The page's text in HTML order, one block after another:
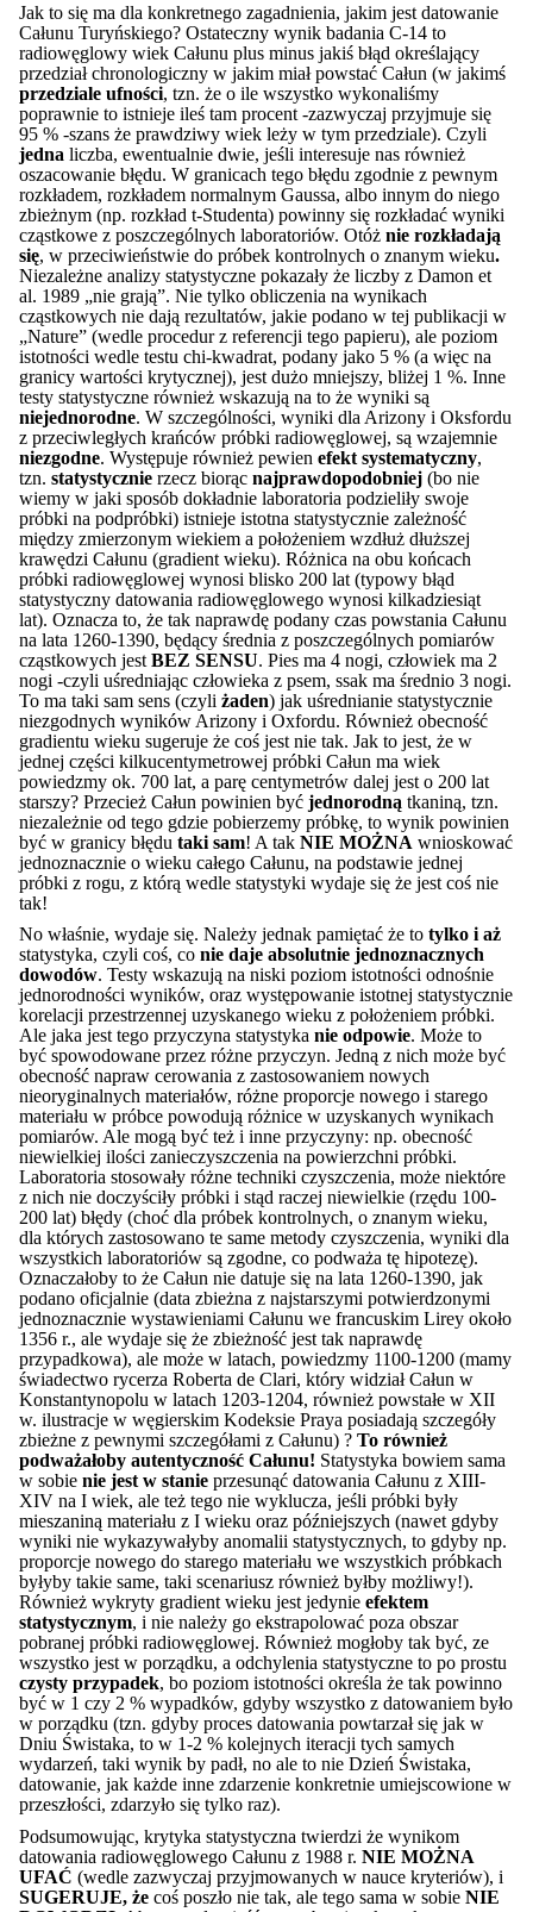
Jak to się ma dla konkretnego zagadnienia, jakim jest datowanie
Całunu Turyńskiego? Ostateczny wynik badania C-14 to
radiowęglowy wiek Całunu plus minus jakiś błąd określający
przedział chronologiczny w jakim miał powstać Całun (w jakimś
przedziale ufności, tzn. że o ile wszystko wykonaliśmy
poprawnie to istnieje ileś tam procent -zazwyczaj przyjmuje się
95 % -szans że prawdziwy wiek leży w tym przedziale). Czyli
jednaliczba, ewentualnie dwie, jeśli interesuje nas również
oszacowanie błędu. W granicach tego błędu zgodnie z pewnym
rozkładem, rozkładem normalnym Gaussa, albo innym do niego
zbieżnym (np. rozkład t-Studenta) powinny się rozkładać wyniki
cząstkowe z poszczególnych laboratoriów. Otóżnie rozkładają
się, w przeciwieństwie do próbek kontrolnych o znanym wieku.
Niezależne analizy statystyczne pokazały że liczby z Damon et
al. 1989 „nie grają”. Nie tylko obliczenia na wynikach
cząstkowych nie dają rezultatów, jakie podano w tej publikacji w
„Nature” (wedle procedur z referencji tego papieru), ale poziom
istotności wedle testu chi-kwadrat, podany jako 5 % (a więc na
granicy wartości krytycznej), jest dużo mniejszy, bliżej 1 %. Inne
testy statystyczne również wskazują na to że wyniki są
niejednorodne. W szczególności, wyniki dla Arizony i Oksfordu
z przeciwległych krańców próbki radiowęglowej, są wzajemnie
niezgodne. Występuje również pewienefekt systematyczny,
tzn.statystycznie rzecz biorącnajprawdopodobniej(bo nie
wiemy w jaki sposób dokładnie laboratoria podzieliły swoje
próbki na podpróbki) istnieje istotna statystycznie zależność
między zmierzonym wiekiem a położeniem wzdłuż dłuższej
krawędzi Całunu (gradient wieku). Różnica na obu końcach
próbki radiowęglowej wynosi blisko 200 lat (typowy błąd
statystyczny datowania radiowęglowego wynosi kilkadziesiąt
lat). Oznacza to, że tak naprawdę podany czas powstania Całunu
na lata 1260-1390, będący średnia z poszczególnych pomiarów
cząstkowych jestBEZ SENSU. Pies ma 4 nogi, człowiek ma 2
nogi -czyli uśredniając człowieka z psem, ssak ma średnio 3 nogi.
To ma taki sam sens (czyliżaden) jak uśrednianie statystycznie
niezgodnych wyników Arizony i Oxfordu. Również obecność
gradientu wieku sugeruje że coś jest nie tak. Jak to jest, że w
jednej części kilkucentymetrowej próbki Całun ma wiek
powiedzmy ok. 700 lat, a parę centymetrów dalej jest o 200 lat
starszy? Przecież Całun powinien byćjednorodną tkaniną, tzn.
niezależnie od tego gdzie pobierzemy próbkę, to wynik powinien
być w granicy błędutaki sam! A takNIE MOŻNA wnioskować
jednoznacznie o wieku całego Całunu, na podstawie jednej
próbki z rogu, z którą wedle statystyki wydaje się że jest coś nie
tak!
No właśnie, wydaje się. Należy jednak pamiętać że totylko i aż
statystyka, czyli coś, conie daje absolutnie jednoznacznych
dowodów. Testy wskazują na niski poziom istotności odnośnie
jednorodności wyników, oraz występowanie istotnej statystycznie
korelacji przestrzennej uzyskanego wieku z położeniem próbki.
Ale jaka jest tego przyczyna statystykanie odpowie. Może to
być spowodowane przez różne przyczyn. Jedną z nich może być
obecność napraw cerowania z zastosowaniem nowych
nieoryginalnych materiałów, różne proporcje nowego i starego
materiału w próbce powodują różnice w uzyskanych wynikach
pomiarów. Ale mogą być też i inne przyczyny: np. obecność
niewielkiej ilości zanieczyszczenia na powierzchni próbki.
Laboratoria stosowały różne techniki czyszczenia, może niektóre
z nich nie doczyściły próbki i stąd raczej niewielkie (rzędu 100-
200 lat) błędy (choć dla próbek kontrolnych, o znanym wieku,
dla których zastosowano te same metody czyszczenia, wyniki dla
wszystkich laboratoriów są zgodne, co podważa tę hipotezę).
Oznaczałoby to że Całun nie datuje się na lata 1260-1390, jak
podano oficjalnie (data zbieżna z najstarszymi potwierdzonymi
jednoznacznie wystawieniami Całunu we francuskim Lirey około
1356 r., ale wydaje się że zbieżność jest tak naprawdę
przypadkowa), ale może w latach, powiedzmy 1100-1200 (mamy
świadectwo rycerza Roberta de Clari, który widział Całun w
Konstantynopolu w latach 1203-1204, również powstałe w XII
w. ilustracje w węgierskim Kodeksie Praya posiadają szczegóły
zbieżne z pewnymi szczegółami z Całunu) ?To również
podważałoby autentyczność Całunu! Statystyka bowiem sama
w sobienie jest w stanie przesunąć datowania Całunu z XIII-
XIV na I wiek, ale też tego nie wyklucza, jeśli próbki były
mieszaniną materiału z I wieku oraz późniejszych (nawet gdyby
wyniki nie wykazywałyby anomalii statystycznych, to gdyby np.
proporcje nowego do starego materiału we wszystkich próbkach
byłyby takie same, taki scenariusz również byłby możliwy!).
Również wykryty gradient wieku jest jedynieefektem
statystycznym, i nie należy go ekstrapolować poza obszar
pobranej próbki radiowęglowej. Również mogłoby tak być, ze
wszystko jest w porządku, a odchylenia statystyczne to po prostu
czysty przypadek, bo poziom istotności określa że tak powinno
być w 1 czy 2 % wypadków, gdyby wszystko z datowaniem było
w porządku (tzn. gdyby proces datowania powtarzał się jak w
Dniu Świstaka, to w 1-2 % kolejnych iteracji tych samych
wydarzeń, taki wynik by padł, no ale to nie Dzień Świstaka,
datowanie, jak każde inne zdarzenie konkretnie umiejscowione w
przeszłości, zdarzyło się tylko raz).
Podsumowując, krytyka statystyczna twierdzi że wynikom
datowania radiowęglowego Całunu z 1988 r.NIE MOŻNA
UFAĆ(wedle zazwyczaj przyjmowanych w nauce kryteriów), i
SUGERUJE, że coś poszło nie tak, ale tego sama w sobieNIE